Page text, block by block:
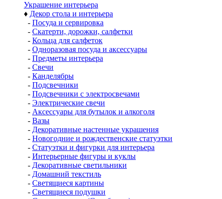
Украшение интерьера
♦ Декор стола и интерьера
- Посуда и сервировка
- Скатерти, дорожки, салфетки
- Кольца для салфеток
- Одноразовая посуда и аксессуары
- Предметы интерьера
- Свечи
- Канделябры
- Подсвечники
- Подсвечники с электросвечами
- Электрические свечи
- Аксессуары для бутылок и алкоголя
- Вазы
- Декоративные настенные украшения
- Новогодние и рождественские статуэтки
- Статуэтки и фигурки для интерьера
- Интерьерные фигуры и куклы
- Декоративные светильники
- Домашний текстиль
- Светящиеся картины
- Светящиеся подушки